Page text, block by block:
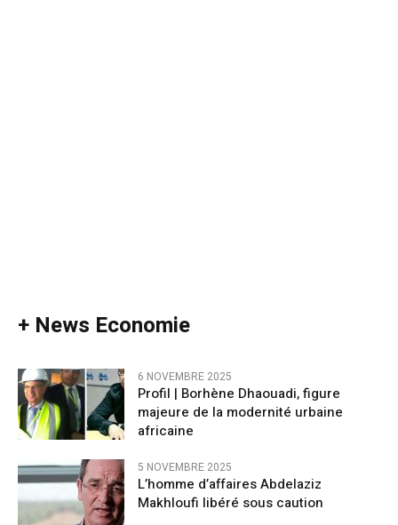
+ News Economie
6 NOVEMBRE 2025
Profil | Borhène Dhaouadi, figure
majeure de la modernité urbaine
africaine
5 NOVEMBRE 2025
L’homme d’affaires Abdelaziz
Makhloufi libéré sous caution